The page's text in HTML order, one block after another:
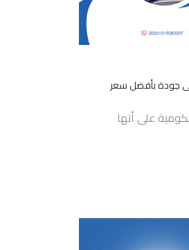
جودة بأفضل سعر
على أنها